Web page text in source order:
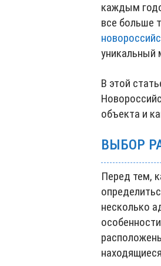
каждым
все больше
уникальный
В этой
объекта и
ВЫБОР
Перед тем,
несколько